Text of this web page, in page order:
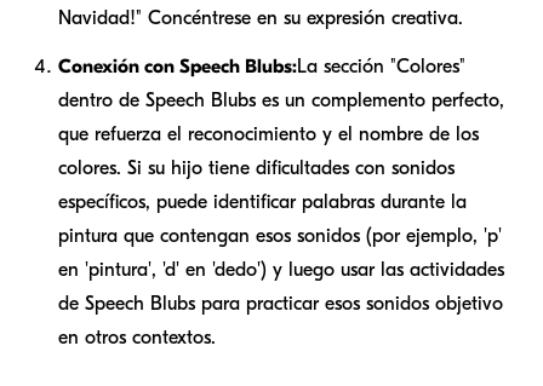
Navidad!" Concéntrese en su expresión creativa.
Conexión con Speech Blubs:La sección "Colores"
dentro de Speech Blubs es un complemento perfecto,
que refuerza el reconocimiento y el nombre de los
colores. Si su hijo tiene dificultades con sonidos
específicos, puede identificar palabras durante la
pintura que contengan esos sonidos (por ejemplo, 'p'
en 'pintura', 'd' en 'dedo') y luego usar las actividades
de Speech Blubs para practicar esos sonidos objetivo
en otros contextos.